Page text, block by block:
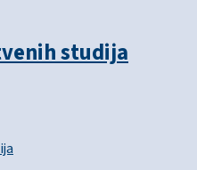
studija